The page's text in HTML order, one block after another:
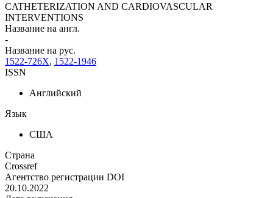
CATHETERIZATION AND CARDIOVASCULAR
INTERVENTIONS
Название на англ.
-
Название на рус.
1522-726X, 1522-1946
ISSN
Английский
Язык
США
Страна
Crossref
Агентство регистрации DOI
20.10.2022